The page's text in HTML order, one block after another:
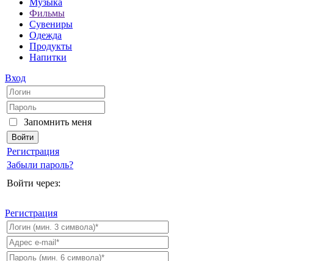
Музыка
Фильмы
Сувениры
Одежда
Продукты
Напитки
Вход
Запомнить меня
Регистрация
Забыли пароль?
Войти через:
Регистрация